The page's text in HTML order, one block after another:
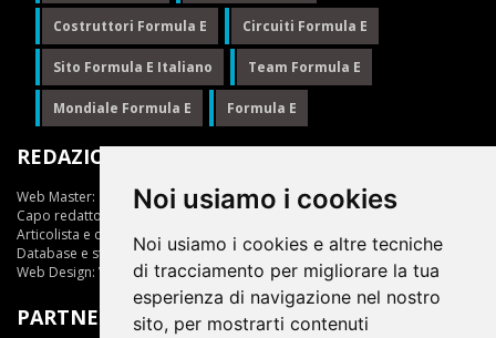
Noi usiamo i cookies
Noi usiamo i cookies e altre tecniche
di tracciamento per migliorare la tua
esperienza di navigazione nel nostro
sito, per mostrarti contenuti
Costruttori Formula E Circuiti Formula E
Sito Formula E Italiano Team Formula E
Mondiale Formula E Formula E
REDAZIONE
Web Master:
Ing.Daniele Muscarella
Capo redattore:
Giuseppe Cianci
Articolista e opinionista:
Giuseppe Cianci
Database e statistiche: Marcella Toschi
Web Design: Vittorio Arena
PARTNER